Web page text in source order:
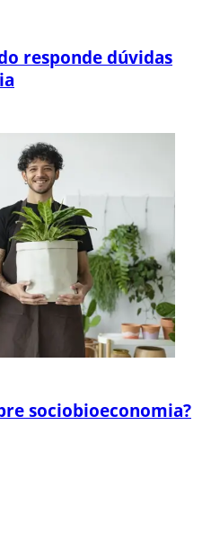
responde dúvidas
sociobioeconomia?